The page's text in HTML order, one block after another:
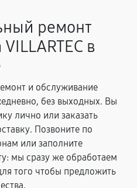
ремонт
в
и обслуживание
без выходных. Вы
лично или заказать
Позвоните по
или заполните
мы сразу же обработаем
того чтобы предложить